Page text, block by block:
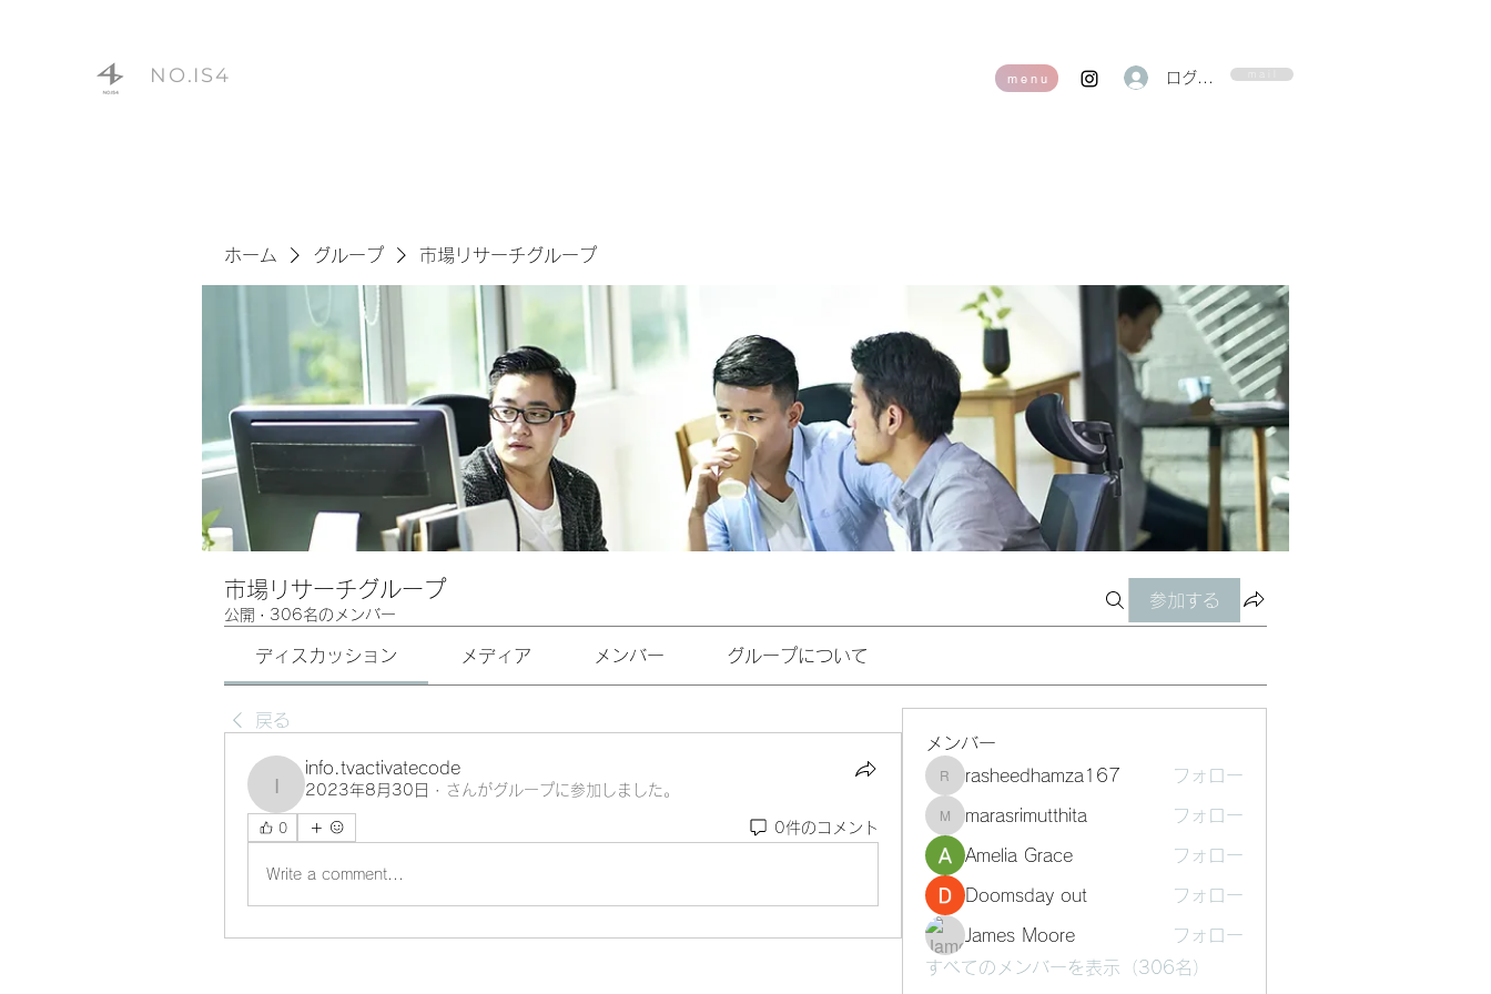
NO.IS4 m e n u ログイン
ホーム グループ 市場リサーチグループ
市場リサーチグループ
公開 · 306名のメンバー
参加する
ディスカッション メディア メンバー グループについて
戻る
info.tvactivatecode
info.tvactivatecode
2023年8月30日 · さんがグループに参加しました。
0 0件のコメント
Write a comment...
メンバー
rasheedhamza167
rasheedhamza167 フォロー
marasrimutthita
marasrimutthita フォロー
Amelia Grace フォロー
Doomsday out フォロー
James Moore
フォロー
すべてのメンバーを表示（306名）